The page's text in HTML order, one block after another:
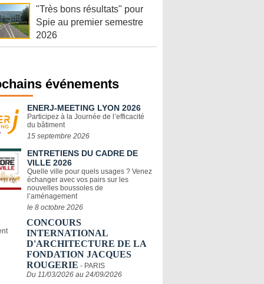
"Très bons résultats" pour
Spie au premier semestre
2026
événements
ENERJ-MEETING LYON 2026
Participez à la Journée de l’efficacité
du bâtiment
15 septembre 2026
ENTRETIENS DU CADRE DE
VILLE 2026
Quelle ville pour quels usages ? Venez
échanger avec vos pairs sur les
nouvelles boussoles de
l’aménagement
le 8 octobre 2026
CONCOURS
INTERNATIONAL
D'ARCHITECTURE DE LA
FONDATION JACQUES
ROUGERIE - PARIS
Du 11/03/2026 au 24/09/2026